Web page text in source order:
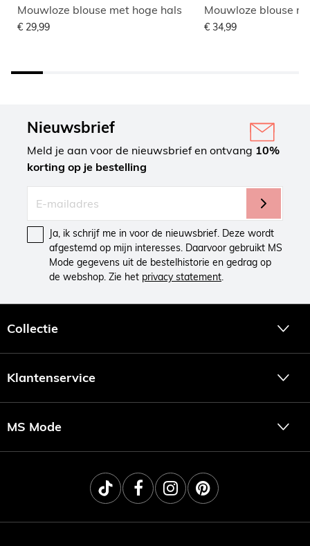
Mouwloze blouse met hoge hals
€ 29,99
Mouwloze blouse
€ 34,99
Nieuwsbrief
Meld je aan voor de nieuwsbrief en ontvang 10%
korting op je bestelling
Ja, ik schrijf me in voor de nieuwsbrief. Deze wordt
afgestemd op mijn interesses. Daarvoor gebruikt MS
Mode gegevens uit de bestelhistorie en gedrag op
de webshop. Zie het privacy statement.
Collectie
Klantenservice
MS Mode